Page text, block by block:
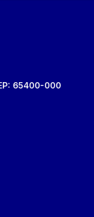
65400-000